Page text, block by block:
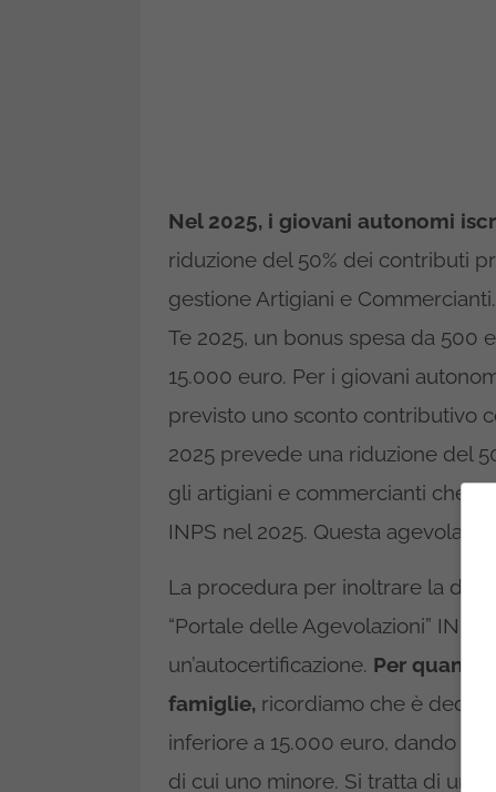
Nel 2025, i giovani autonomi
riduzione del 50% dei contributi
gestione Artigiani e
Te 2025, un bonus spesa da 500
15.000 euro. Per i giovani
previsto uno sconto contributivo
2025 prevede una riduzione del
gli artigiani e commercianti che si
INPS nel 2025. Questa
La procedura per inoltrare la
“Portale delle Agevolazioni”
un’autocertificazione. Per quanto
famiglie, ricordiamo che è
inferiore a 15.000 euro, dando
di cui uno minore. Si tratta di una